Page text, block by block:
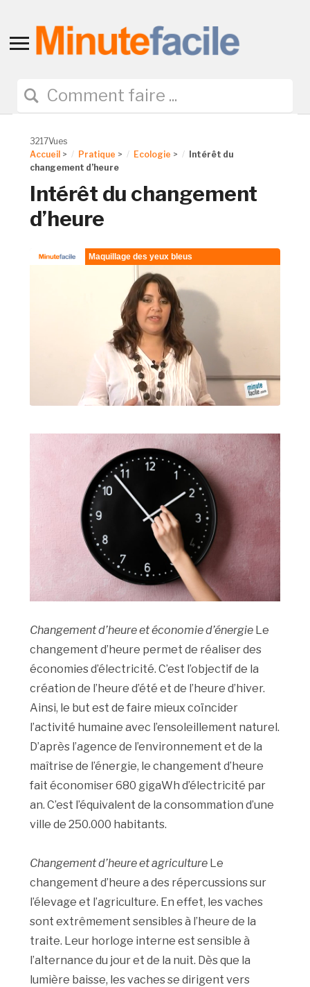
Toggle
navigation
3217Vues
Accueil > Pratique > Ecologie >
Intérêt du
changement d’heure
Intérêt du changement
d’heure
Changement d’heure et économie d’énergie Le
changement d’heure permet de réaliser des
économies d’électricité. C’est l’objectif de la
création de l’heure d’été et de l’heure d’hiver.
Ainsi, le but est de faire mieux coïncider
l’activité humaine avec l’ensoleillement naturel.
D’après l’agence de l’environnement et de la
maîtrise de l’énergie, le changement d’heure
fait économiser 680 gigaWh d’électricité par
an. C’est l’équivalent de la consommation d’une
ville de 250.000 habitants.
Changement d’heure et agriculture Le
changement d’heure a des répercussions sur
l’élevage et l’agriculture. En effet, les vaches
sont extrêmement sensibles à l’heure de la
traite. Leur horloge interne est sensible à
l’alternance du jour et de la nuit. Dès que la
lumière baisse, les vaches se dirigent vers